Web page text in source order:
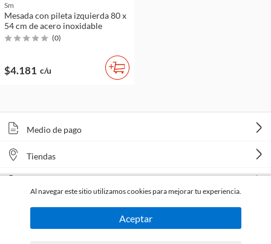
Sm
Mesada con pileta izquierda 80 x
54 cm de acero inoxidable
(0)
$4.181 c/u
Medio de pago
Tiendas
Al navegar este sitio utilizamos cookies para mejorar tu experiencia.
Aceptar